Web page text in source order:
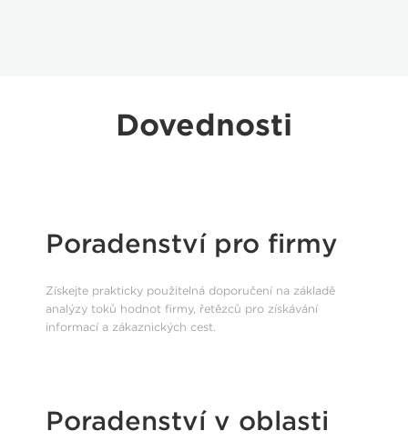
Dovednosti
Poradenství pro firmy
Získejte prakticky použitelná doporučení na základě
analýzy toků hodnot firmy, řetězců pro získávání
informací a zákaznických cest.
Poradenství v oblasti